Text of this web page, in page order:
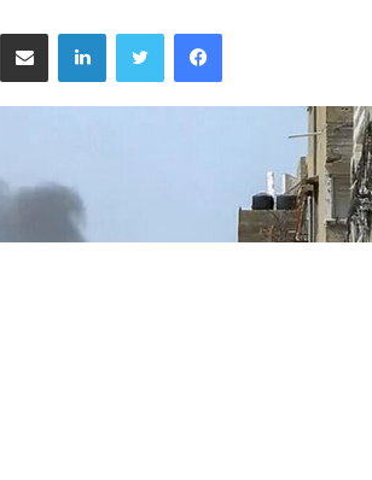
فیسبوک لینکداین